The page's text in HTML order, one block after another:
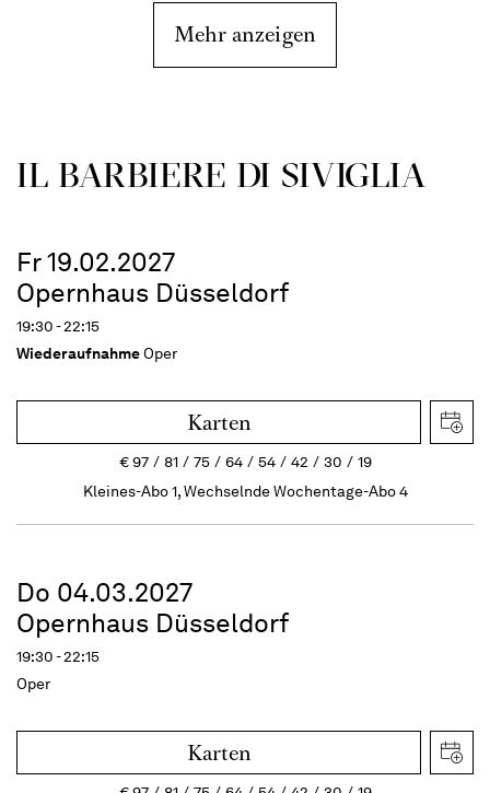
Mehr anzeigen
IL BARBIERE DI SIVIGLIA
Fr 19.02.2027
Opernhaus Düsseldorf
19:30 - 22:15
WiederaufnahmeOper
Karten
€97 81 75 64 54 42 30
19
Kleines-Abo 1, Wechselnde Wochentage-Abo 4
Do 04.03.2027
Opernhaus Düsseldorf
19:30 - 22:15
Oper
Karten